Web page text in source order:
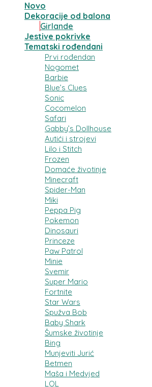
Novo
Dekoracije od balona
Girlande
Jestive pokrivke
Tematski rođendani
Prvi rođendan
Nogomet
Barbie
Blue’s Clues
Sonic
Cocomelon
Safari
Gabby’s Dollhouse
Autići i strojevi
Lilo i Stitch
Frozen
Domaće životinje
Minecraft
Spider-Man
Miki
Peppa Pig
Pokemon
Dinosauri
Princeze
Paw Patrol
Minie
Svemir
Super Mario
Fortnite
Star Wars
Spužva Bob
Baby Shark
Šumske životinje
Bing
Munjeviti Jurić
Betmen
Maša i Medvjed
LOL